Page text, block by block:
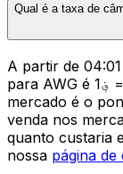
Qual é a taxa de
A partir de
para AWG é ؋1 = ƒ0.0272. A taxa de câmbio média de
mercado é o
venda nos
quanto custaria
nossa página de